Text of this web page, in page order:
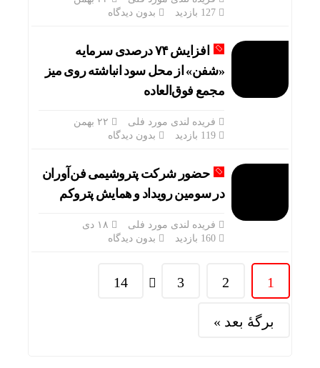
بدون دیدگاه
افزایش ۷۴ درصدی سرمایه
«شفن» از محل سود انباشته روی میز
مجمع فوق‌العاده
فریده لندی مورد فلی
بدون دیدگاه
حضور شرکت پتروشیمی فن‌آوران
در سومین رویداد و همایش پتروکم
فریده لندی مورد فلی
بدون دیدگاه
1
2
3
14
برگهٔ بعد »